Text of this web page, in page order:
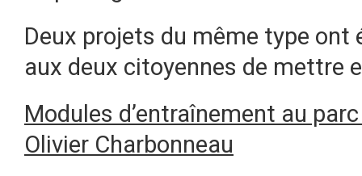
Deux projets du même type ont
aux deux citoyennes de mettre
Modules d’entraînement au
Olivier Charbonneau